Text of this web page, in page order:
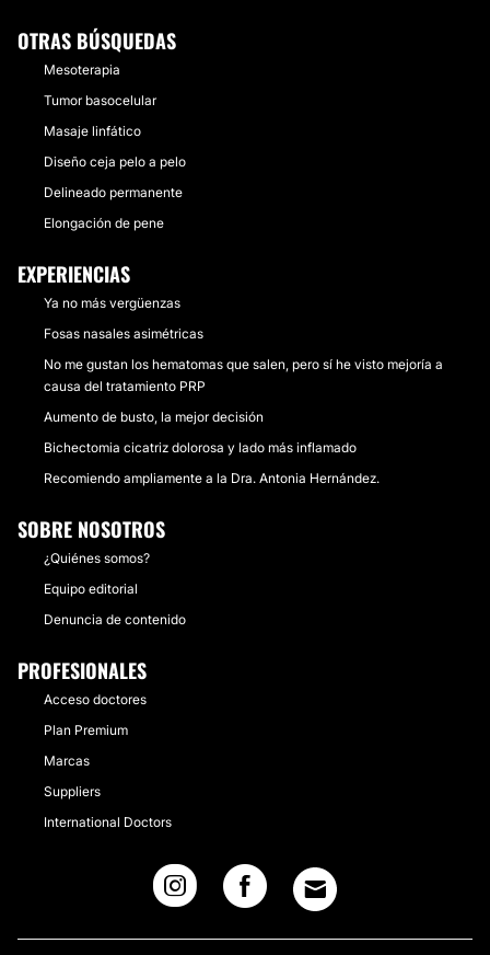
OTRAS BÚSQUEDAS
Mesoterapia
Tumor basocelular
Masaje linfático
Diseño ceja pelo a pelo
Delineado permanente
Elongación de pene
EXPERIENCIAS
Ya no más vergüenzas
Fosas nasales asimétricas
No me gustan los hematomas que salen, pero sí he visto mejoría a
causa del tratamiento PRP
Aumento de busto, la mejor decisión
Bichectomia cicatriz dolorosa y lado más inflamado
Recomiendo ampliamente a la Dra. Antonia Hernández.
SOBRE NOSOTROS
¿Quiénes somos?
Equipo editorial
Denuncia de contenido
PROFESIONALES
Acceso doctores
Plan Premium
Marcas
Suppliers
International Doctors